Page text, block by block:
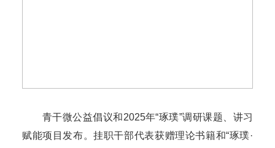
青干微公益倡议和2025年“琢璞”调研课题、讲习
赋能项目发布。挂职干部代表获赠理论书籍和“琢璞·